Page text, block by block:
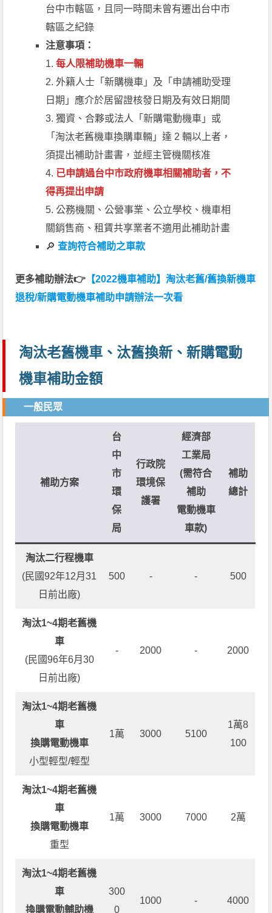
台中市轄區，且同一時間未曾有遷出台中市
轄區之紀錄
注意事項：
1.每人限補助機車一輛
2. 外籍人士「新購機車」及「申請補助受理
日期」應介於居留證核發日期及有效日期間
3. 獨資、合夥或法人「新購電動機車」或
「淘汰老舊機車換購車輛」達 2 輛以上者，
須提出補助計畫書，並經主管機關核准
4. 已申請過台中市政府機車相關補助者，不
得再提出申請
5. 公務機關、公營事業、公立學校、機車相
關銷售商、租賃共享業者不適用此補助計畫
🔎查詢符合補助之車款
更多補助辦法👉 【2022機車補助】淘汰老舊/舊換新機車
退稅/新購電動機車補助申請辦法一次看
淘汰老舊機車、汰舊換新、新購電動
機車補助金額
一般民眾
補助方案
台
中
市
環
保
局
行政院
環境保
護署
經濟部
工業局
(需符合
補助
電動機車
車款)
補助
總計
淘汰二行程機車
(民國92年12月31
日前出廠)
500 - - 500
淘汰1~4期老舊機
車
(民國96年6月30
日前出廠)
- 2000 - 2000
淘汰1~4期老舊機
車
換購電動機車
小型輕型/輕型
1萬 3000 5100
1萬8
100
淘汰1~4期老舊機
車
換購電動機車
重型
1萬 3000 7000 2萬
淘汰1~4期老舊機
車
換購電動輔助機
300
0
1000 - 4000